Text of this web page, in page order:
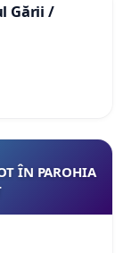
Gării /